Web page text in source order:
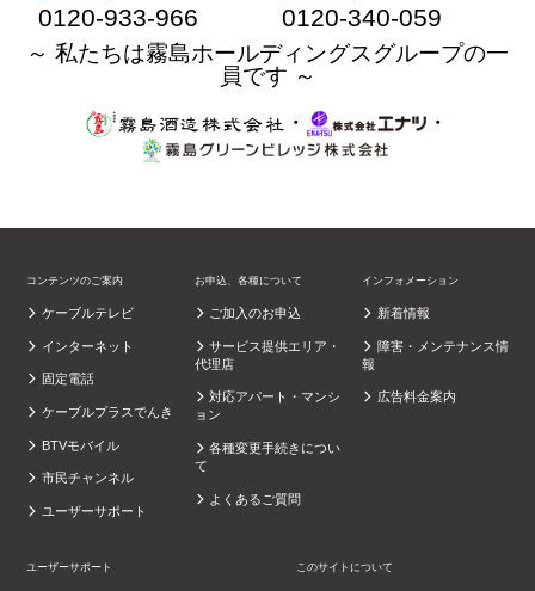
0120-933-966 0120-340-059
～ 私たちは霧島ホールディングスグループの一
員です ～
・
・
コンテンツのご案内
ケーブルテレビ
インターネット
固定電話
ケーブルプラスでんき
BTVモバイル
市民チャンネル
ユーザーサポート
お申込、各種について
ご加入のお申込
サービス提供エリア・
代理店
対応アパート・マンシ
ョン
各種変更手続きについ
て
よくあるご質問
インフォメーション
新着情報
障害・メンテナンス情
報
広告料金案内
ユーザーサポート このサイトについて